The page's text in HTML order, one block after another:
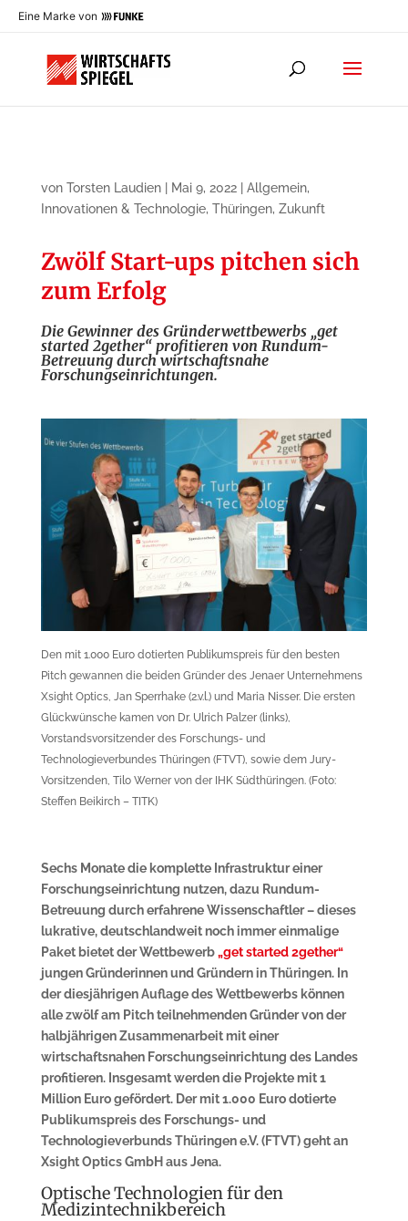
Eine Marke von
von Torsten Laudien| Mai 9, 2022| Allgemein,
Innovationen & Technologie, Thüringen, Zukunft
Zwölf Start-ups pitchen sich
zum Erfolg
Die Gewinner des Gründerwettbewerbs „get
started 2gether“ profitieren von Rundum-
Betreuung durch wirtschaftsnahe
Forschungseinrichtungen.
Den mit 1.000 Euro dotierten Publikumspreis für den besten
Pitch gewannen die beiden Gründer des Jenaer Unternehmens
Xsight Optics, Jan Sperrhake (2.v.l.) und Maria Nisser. Die ersten
Glückwünsche kamen von Dr. Ulrich Palzer (links),
Vorstandsvorsitzender des Forschungs- und
Technologieverbundes Thüringen (FTVT), sowie dem Jury-
Vorsitzenden, Tilo Werner von der IHK Südthüringen. (Foto:
Steffen Beikirch – TITK)
Sechs Monate die komplette Infrastruktur einer
Forschungseinrichtung nutzen, dazu Rundum-
Betreuung durch erfahrene Wissenschaftler – dieses
lukrative, deutschlandweit noch immer einmalige
Paket bietet der Wettbewerb„get started 2gether“
jungen Gründerinnen und Gründern in Thüringen. In
der diesjährigen Auflage des Wettbewerbs können
alle zwölf am Pitch teilnehmenden Gründer von der
halbjährigen Zusammenarbeit mit einer
wirtschaftsnahen Forschungseinrichtung des Landes
profitieren. Insgesamt werden die Projekte mit 1
Million Euro gefördert. Der mit 1.000 Euro dotierte
Publikumspreis des Forschungs- und
Technologieverbunds Thüringen e.V. (FTVT) geht an
Xsight Optics GmbH aus Jena.
Optische Technologien für den
Medizintechnikbereich